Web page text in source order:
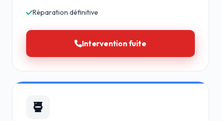
Réparation définitive
Intervention fuite